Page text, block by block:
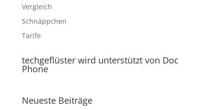
Vergleich
Schnäppchen
Tarife
techgeflüster wird unterstützt von Doc
Phone
Neueste Beiträge